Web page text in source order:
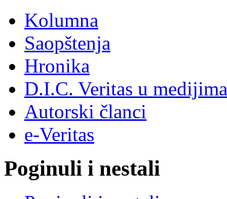
Kolumna
Saopštenja
Hronika
D.I.C. Veritas u medijima
Autorski članci
e-Veritas
Poginuli i nestali